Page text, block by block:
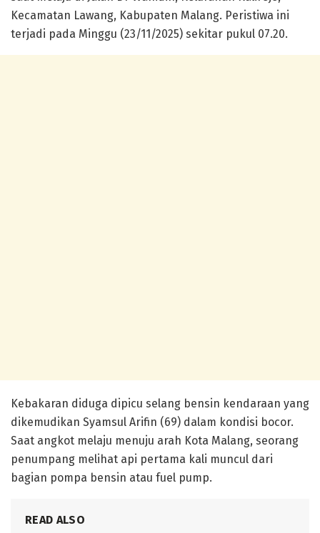
Kecamatan Lawang, Kabupaten Malang. Peristiwa ini
terjadi pada Minggu (23/11/2025) sekitar pukul 07.20.
Kebakaran diduga dipicu selang bensin kendaraan yang
dikemudikan Syamsul Arifin (69) dalam kondisi bocor.
Saat angkot melaju menuju arah Kota Malang, seorang
penumpang melihat api pertama kali muncul dari
bagian pompa bensin atau fuel pump.
READ ALSO